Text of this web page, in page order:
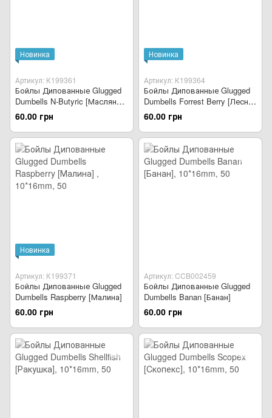
Новинка
Артикул: К199361
Бойлы Дипованные Glugged
Dumbells N-Butyric [Масляная
Кислота]
60.00 грн
Новинка
Артикул: К199364
Бойлы Дипованные Glugged
Dumbells Forrest Berry [Лесная
Ягода]
60.00 грн
Новинка
Артикул: К199371
Бойлы Дипованные Glugged
Dumbells Raspberry [Малина]
60.00 грн
Артикул: CCB002459
Бойлы Дипованные Glugged
Dumbells Banan [Банан]
60.00 грн